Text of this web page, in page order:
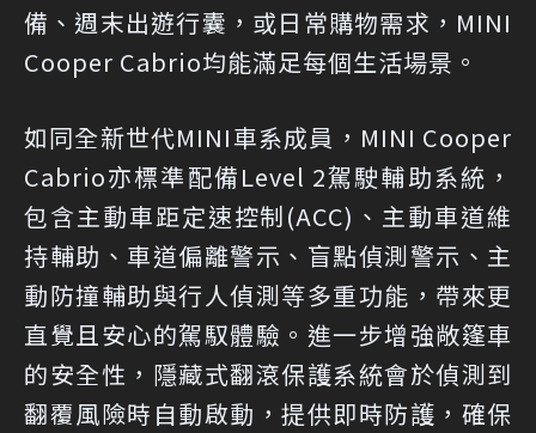
備、週末出遊行囊，或日常購物需求，MINI
Cooper Cabrio均能滿足每個生活場景。
如同全新世代MINI車系成員，MINI Cooper
Cabrio亦標準配備Level 2駕駛輔助系統，
包含主動車距定速控制(ACC)、主動車道維
持輔助、車道偏離警示、盲點偵測警示、主
動防撞輔助與行人偵測等多重功能，帶來更
直覺且安心的駕馭體驗。進一步增強敞篷車
的安全性，隱藏式翻滾保護系統會於偵測到
翻覆風險時自動啟動，提供即時防護，確保